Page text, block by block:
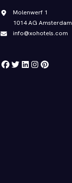
Molenwerf 1
1014 AG Amsterdam
info@xohotels.com